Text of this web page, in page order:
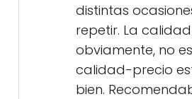
distintas
repetir. La
obviamente, no
calidad-precio
bien.